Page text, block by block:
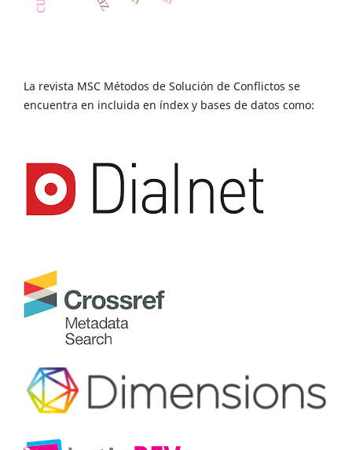
La revista MSC Métodos de Solución de Conflictos se
encuentra en incluida en índex y bases de datos como: